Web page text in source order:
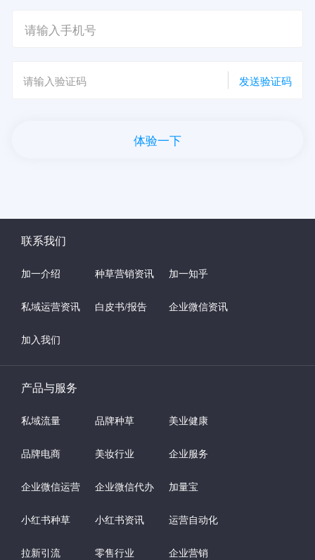
发送验证码
体验一下
联系我们
加一介绍 种草营销资讯 加一知乎
私域运营资讯 白皮书/报告 企业微信资讯
加入我们
产品与服务
私域流量 品牌种草 美业健康
品牌电商 美妆行业 企业服务
企业微信运营 企业微信代办 加量宝
小红书种草 小红书资讯 运营自动化
拉新引流 零售行业 企业营销